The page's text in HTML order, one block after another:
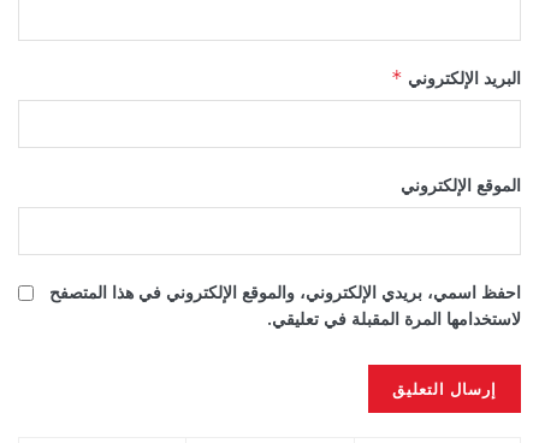
البريد الإلكتروني *
الموقع الإلكتروني
احفظ اسمي، بريدي الإلكتروني، والموقع الإلكتروني في هذا المتصفح
لاستخدامها المرة المقبلة في تعليقي.